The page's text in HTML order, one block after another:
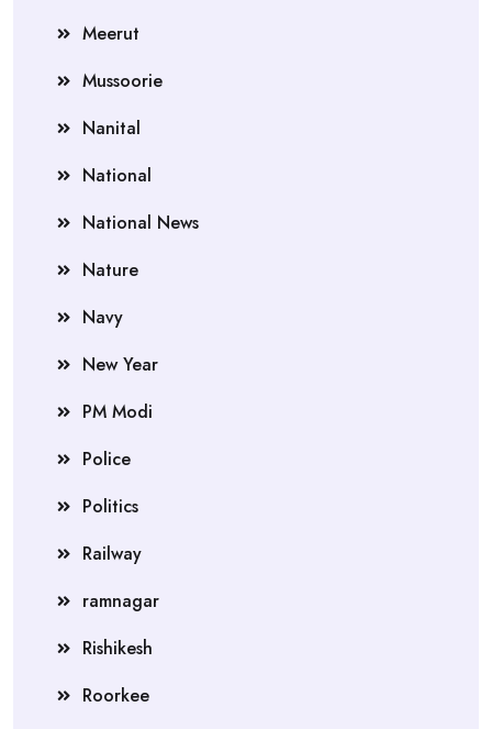
Meerut
Mussoorie
Nanital
National
National News
Nature
Navy
New Year
PM Modi
Police
Politics
Railway
ramnagar
Rishikesh
Roorkee